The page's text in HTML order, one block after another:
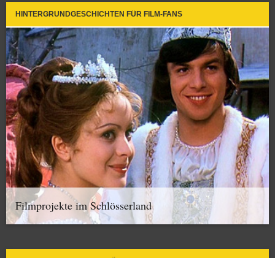
HINTERGRUNDGESCHICHTEN FÜR FILM-FANS
Filmprojekte im Schlösserland